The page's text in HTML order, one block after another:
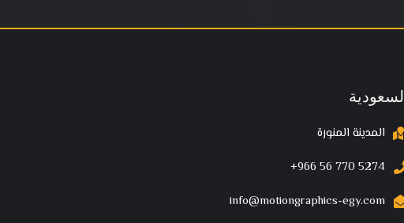
السعودية
المدينة المنورة
‪+966 56 770 5274‬
info@motiongraphics-egy.com